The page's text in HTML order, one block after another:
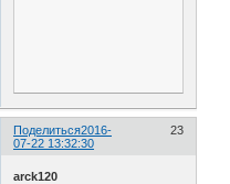
Поделиться 23
2016-
07-22 13:32:30
arck120